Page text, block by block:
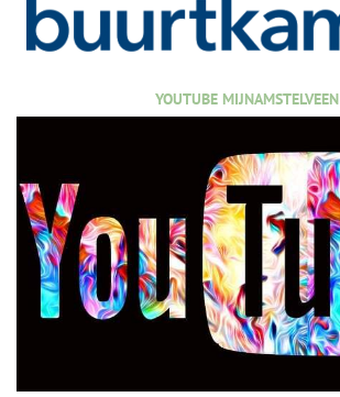
YOUTUBE MIJNAMSTELVEEN